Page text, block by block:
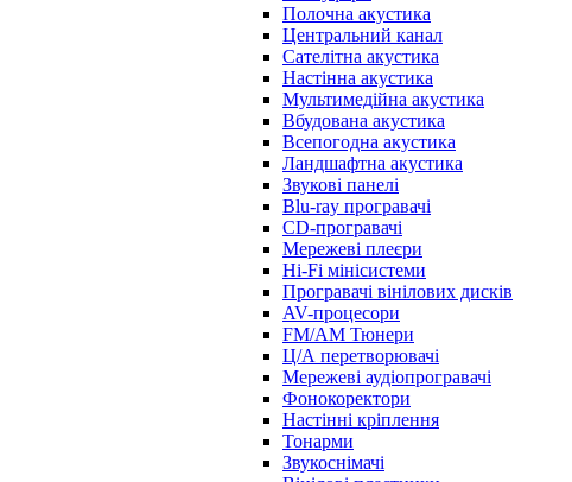
Полочна акустика
Центральний канал
Сателітна акустика
Настінна акустика
Мультимедійна акустика
Вбудована акустика
Всепогодна акустика
Ландшафтна акустика
Звукові панелі
Blu-ray програвачі
CD-програвачі
Мережеві плеєри
Hi-Fi мінісистеми
Програвачі вінілових дисків
AV-процесори
FM/AM Тюнери
Ц/А перетворювачі
Мережеві аудіопрогравачі
Фонокоректори
Настінні кріплення
Тонарми
Звукоснімачі